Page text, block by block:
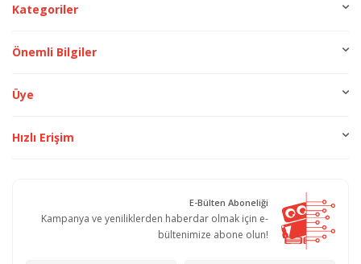
Kategoriler
Önemli Bilgiler
Üye
Hızlı Erişim
E-Bülten Aboneliği
Kampanya ve yeniliklerden haberdar olmak için e-
bültenimize abone olun!